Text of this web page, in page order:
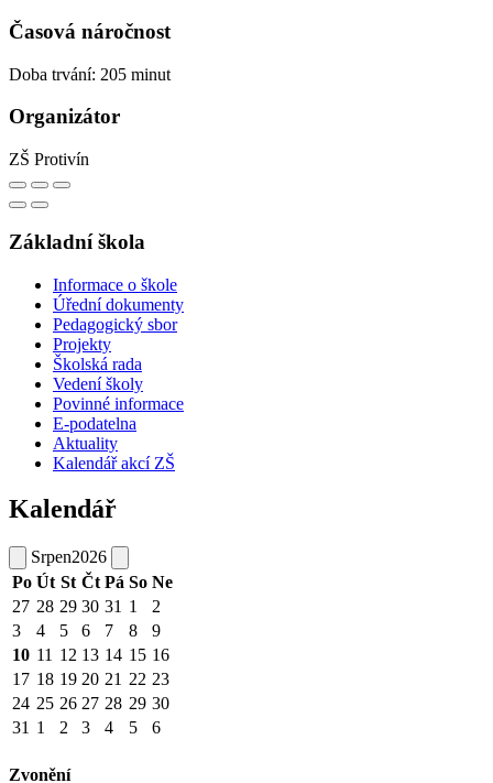
Časová náročnost
Doba trvání: 205 minut
Organizátor
ZŠ Protivín
Základní škola
Informace o škole
Úřední dokumenty
Pedagogický sbor
Projekty
Školská rada
Vedení školy
Povinné informace
E-podatelna
Aktuality
Kalendář akcí ZŠ
Kalendář
Srpen2026
Po Út St Čt Pá So Ne
27 28 29 30 31 1
2
3
4 5 6 7 8
9
10 11 12 13 14 15 16
17 18 19 20 21 22 23
24 25 26 27 28 29 30
31 1 2 3 4 5 6
Zvonění